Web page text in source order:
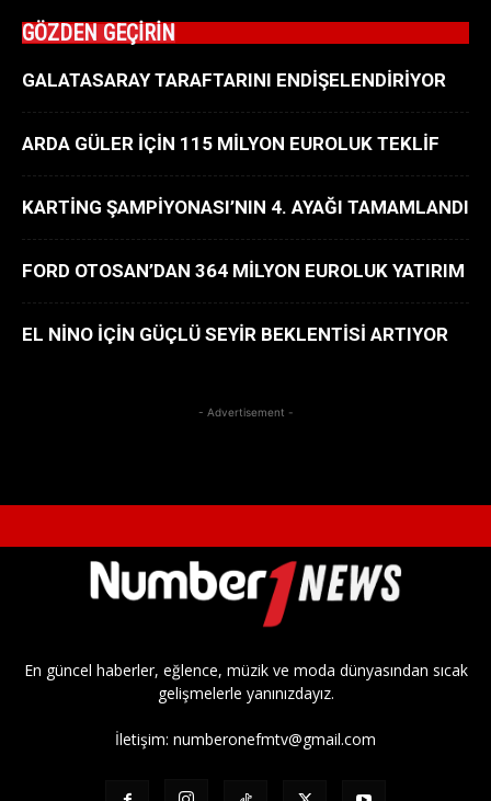
GÖZDEN GEÇİRİN
GALATASARAY TARAFTARINI ENDİŞELENDİRİYOR
ARDA GÜLER İÇİN 115 MİLYON EUROLUK TEKLİF
KARTİNG ŞAMPİYONASI’NIN 4. AYAĞI TAMAMLANDI
FORD OTOSAN’DAN 364 MİLYON EUROLUK YATIRIM
EL NİNO İÇİN GÜÇLÜ SEYİR BEKLENTİSİ ARTIYOR
- Advertisement -
En güncel haberler, eğlence, müzik ve moda dünyasından sıcak
gelişmelerle yanınızdayız.
İletişim: numberonefmtv@gmail.com